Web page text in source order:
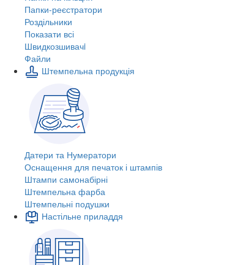
Папки-реєстратори
Роздільники
Показати всі
Швидкозшивачi
Файли
Штемпельна продукція
Датери та Нумератори
Оснащення для печаток і штампів
Штампи самонабірні
Штемпельна фарба
Штемпельні подушки
Настільне приладдя